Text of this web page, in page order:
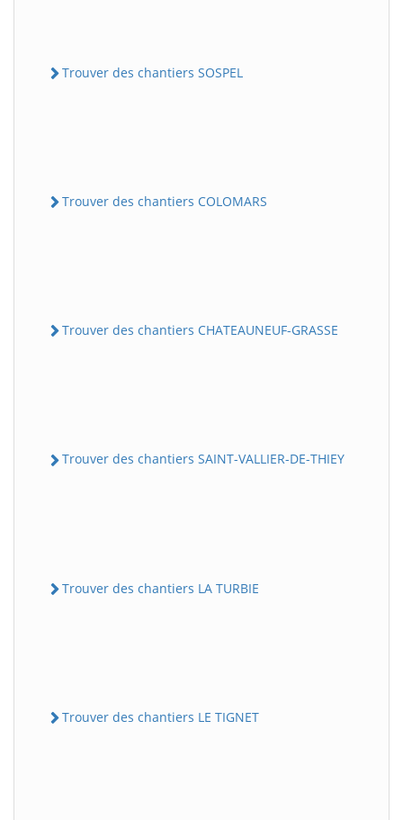
Trouver des chantiers SOSPEL
Trouver des chantiers COLOMARS
Trouver des chantiers CHATEAUNEUF-GRASSE
Trouver des chantiers SAINT-VALLIER-DE-THIEY
Trouver des chantiers LA TURBIE
Trouver des chantiers LE TIGNET